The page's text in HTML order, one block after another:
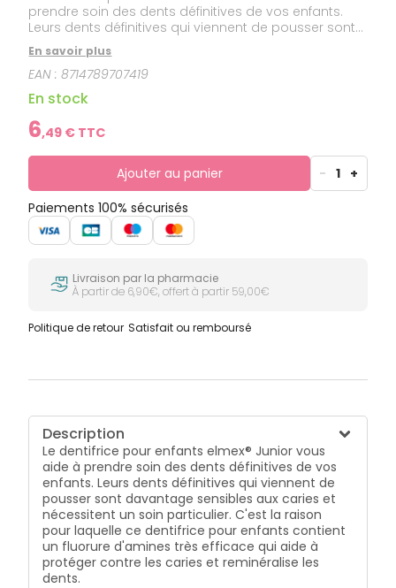
prendre soin des dents définitives de vos enfants.
Leurs dents définitives qui viennent de pousser sont
davantage sensibles aux caries et nécessitent un
soin particulier. C'est la raison pour laquelle ce
dentifrice pour enfants contient un fluorure d'amines
très efficace qui aide à protéger contre les caries et
reminéralise les dents.
En savoir plus
EAN :8714789707419
En stock
6,49 € TTC
Ajouter au panier - 1 +
Paiements 100% sécurisés
Livraison par la pharmacie
À partir de 6,90€, offert à partir 59,00€
Politique de retour Satisfait ou remboursé
Description
Le dentifrice pour enfants elmex® Junior vous
aide à prendre soin des dents définitives de vos
enfants. Leurs dents définitives qui viennent de
pousser sont davantage sensibles aux caries et
nécessitent un soin particulier. C'est la raison
pour laquelle ce dentifrice pour enfants contient
un fluorure d'amines très efficace qui aide à
protéger contre les caries et reminéralise les
dents.